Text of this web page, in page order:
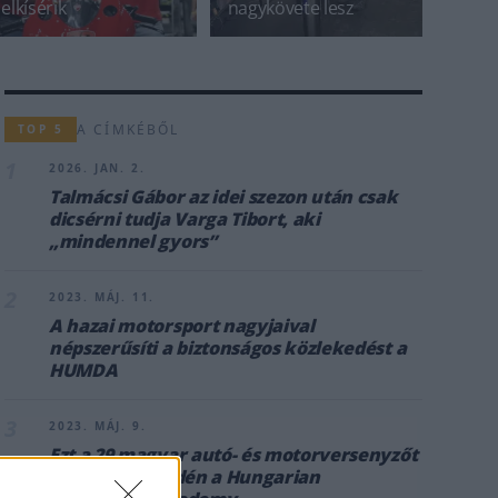
elkísérik nagykövete lesz
TOP 5 A CÍMKÉBŐL
2026. JAN. 2.
Talmácsi Gábor az idei szezon után csak
dicsérni tudja Varga Tibort, aki
„mindennel gyors”
2023. MÁJ. 11.
A hazai motorsport nagyjaival
népszerűsíti a biztonságos közlekedést a
HUMDA
2023. MÁJ. 9.
Ezt a 29 magyar autó- és motorversenyzőt
támogatja az idén a Hungarian